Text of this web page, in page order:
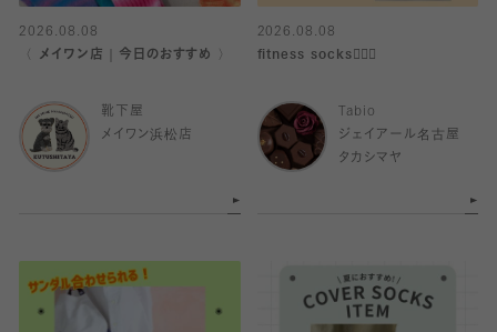
2026.08.08
〈 メイワン店｜今日のおすすめ 〉
靴下屋
メイワン浜松店
2026.08.08
fitness socks🧘🏻‍♀️
Tabio
ジェイアール名古屋
タカシマヤ